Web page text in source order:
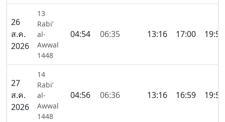
26
ส.ค.
2026
13
Rabi’
al-
Awwal
1448
04:54 06:35 13:16 17:00 19:56
27
ส.ค.
2026
14
Rabi’
al-
Awwal
1448
04:56 06:36 13:16 16:59 19:55